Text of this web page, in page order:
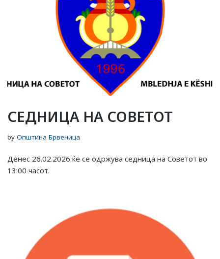
СЕДНИЦА НА СОВЕТОТ
by Општина Брвеница
Денес 26.02.2026 ќе се одржува седница на Советот во
13:00 часот.